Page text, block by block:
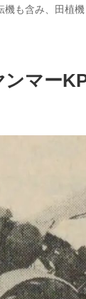
も含み、田植
マー